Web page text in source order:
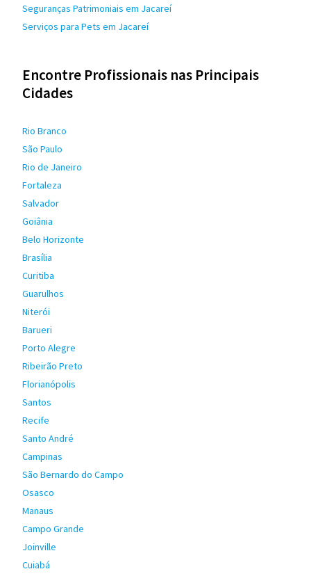
Seguranças Patrimoniais em Jacareí
Serviços para Pets em Jacareí
Encontre Profissionais nas Principais
Cidades
Rio Branco
São Paulo
Rio de Janeiro
Fortaleza
Salvador
Goiânia
Belo Horizonte
Brasília
Curitiba
Guarulhos
Niterói
Barueri
Porto Alegre
Ribeirão Preto
Florianópolis
Santos
Recife
Santo André
Campinas
São Bernardo do Campo
Osasco
Manaus
Campo Grande
Joinville
Cuiabá